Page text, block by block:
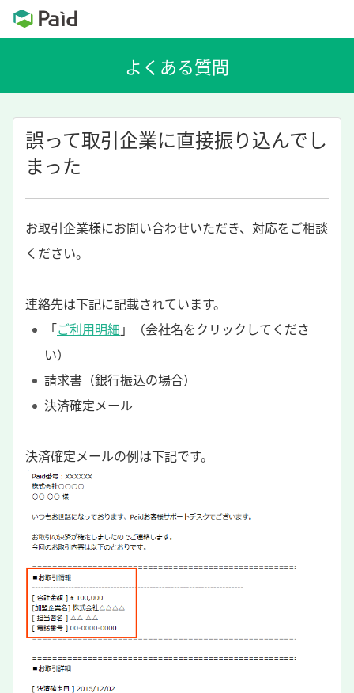
誤って取引企業に直接振り込んでし
まった
お取引企業様にお問い合わせいただき、対応をご相談
ください。
連絡先は下記に記載されています。
「ご利用明細 」（会社名をクリックしてくださ
い）
請求書（銀行振込の場合）
決済確定メール
決済確定メールの例は下記です。